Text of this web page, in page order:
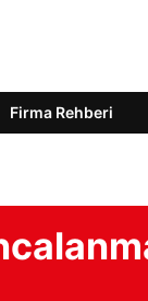
Firma Rehberi